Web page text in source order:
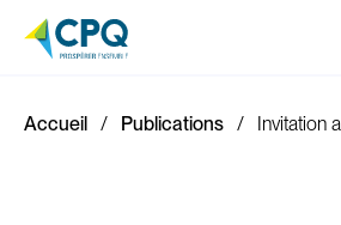
Accueil Publications Invitation